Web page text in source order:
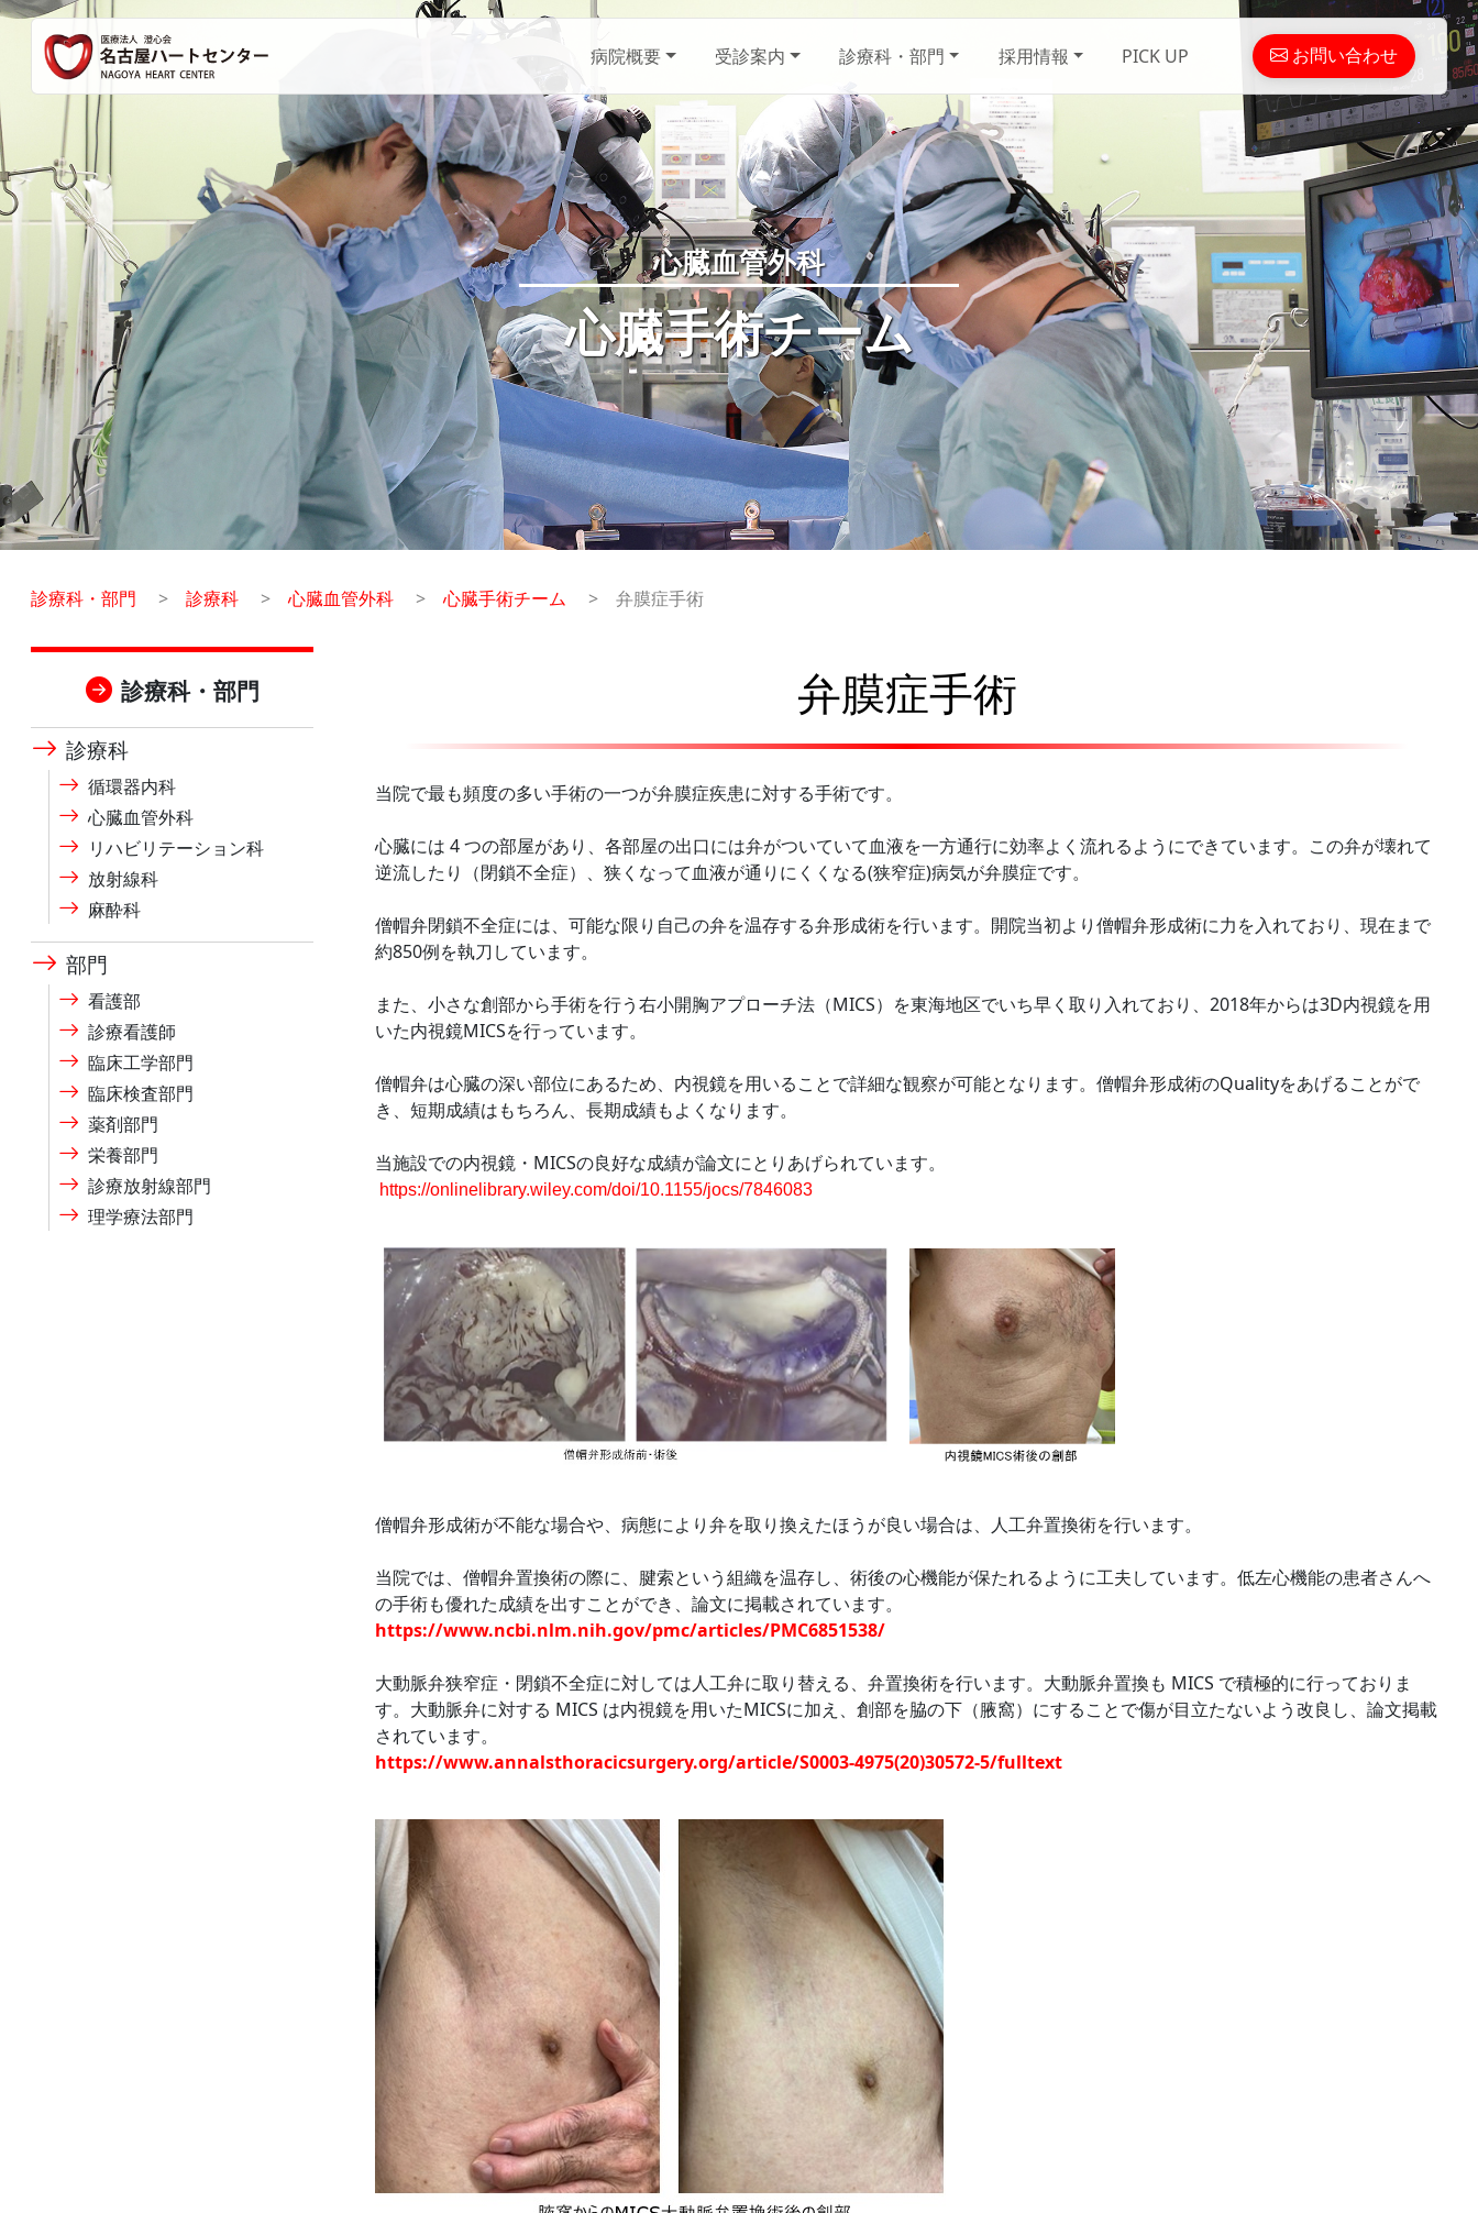
病院概要 受診案内 診療科・部門 採用情報 PICK UP お問い合わせ
心臓血管外科
心臓手術チーム
診療科・部門 診療科 心臓血管外科 心臓手術チーム 弁膜症手術
診療科・部門
診療科
循環器内科
心臓血管外科
リハビリテーション科
放射線科
麻酔科
部門
看護部
診療看護師
臨床工学部門
臨床検査部門
薬剤部門
栄養部門
診療放射線部門
理学療法部門
弁膜症手術
当院で最も頻度の多い手術の一つが弁膜症疾患に対する手術です。
心臓には 4 つの部屋があり、各部屋の出口には弁がついていて血液を一方通行に効率よく流れるようにできています。この弁が壊れて
逆流したり（閉鎖不全症）、狭くなって血液が通りにくくなる(狭窄症)病気が弁膜症です。
僧帽弁閉鎖不全症には、可能な限り自己の弁を温存する弁形成術を行います。開院当初より僧帽弁形成術に力を入れており、現在まで
約850例を執刀しています。
また、小さな創部から手術を行う右小開胸アプローチ法（MICS）を東海地区でいち早く取り入れており、2018年からは3D内視鏡を用
いた内視鏡MICSを行っています。
僧帽弁は心臓の深い部位にあるため、内視鏡を用いることで詳細な観察が可能となります。僧帽弁形成術のQualityをあげることがで
き、短期成績はもちろん、長期成績もよくなります。
当施設での内視鏡・MICSの良好な成績が論文にとりあげられています。
https://onlinelibrary.wiley.com/doi/10.1155/jocs/7846083
僧帽弁形成術が不能な場合や、病態により弁を取り換えたほうが良い場合は、人工弁置換術を行います。
当院では、僧帽弁置換術の際に、腱索という組織を温存し、術後の心機能が保たれるように工夫しています。低左心機能の患者さんへ
の手術も優れた成績を出すことができ、論文に掲載されています。
https://www.ncbi.nlm.nih.gov/pmc/articles/PMC6851538/
大動脈弁狭窄症・閉鎖不全症に対しては人工弁に取り替える、弁置換術を行います。大動脈弁置換も MICS で積極的に行っておりま
す。大動脈弁に対する MICS は内視鏡を用いたMICSに加え、創部を脇の下（腋窩）にすることで傷が目立たないよう改良し、論文掲載
されています。
https://www.annalsthoracicsurgery.org/article/S0003-4975(20)30572-5/fulltext